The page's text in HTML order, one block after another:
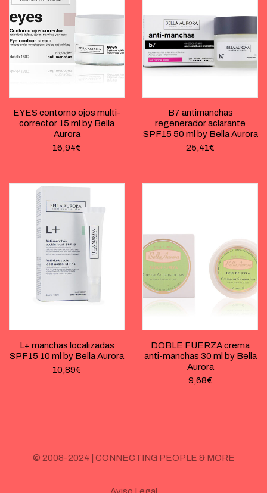
EYES contorno ojos multi-
corrector 15 ml by Bella
Aurora
16,94€
B7 antimanchas
regenerador aclarante
SPF15 50 ml by Bella Aurora
25,41€
L+ manchas localizadas
SPF15 10 ml by Bella Aurora
10,89€
DOBLE FUERZA crema
anti-manchas 30 ml by Bella
Aurora
9,68€
© 2008-2024 | CONNECTING PEOPLE & MORE